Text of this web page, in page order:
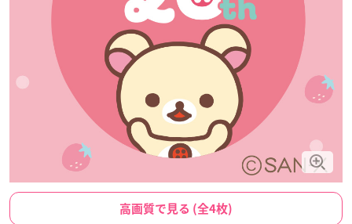
高画質で見る (全4枚)